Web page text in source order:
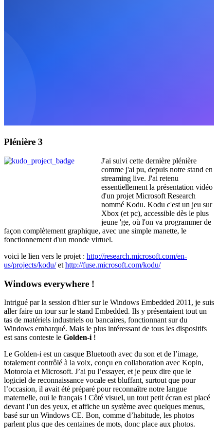
Plénière 3
J'ai suivi cette dernière plénière
comme j'ai pu, depuis notre stand en
streaming live. J'ai retenu
essentiellement la présentation vidéo
d'un projet Microsoft Research
nommé Kodu. Kodu c'est un jeu sur
Xbox (et pc), accessible dès le plus
jeune 'ge, où l'on va programmer de
façon complètement graphique, avec une simple manette, le
fonctionnement d'un monde virtuel.
voici le lien vers le projet : http://research.microsoft.com/en-
us/projects/kodu/et http://fuse.microsoft.com/kodu/
Windows everywhere !
Intrigué par la session d'hier sur le Windows Embedded 2011, je suis
aller faire un tour sur le stand Embedded. Ils y présentaient tout un
tas de matériels industriels ou bancaires, fonctionnant sur du
Windows embarqué. Mais le plus intéressant de tous les dispositifs
est sans conteste le Golden-i !
Le Golden-i est un casque Bluetooth avec du son et de l’image,
totalement contrôlé à la voix, conçu en collaboration avec Kopin,
Motorola et Microsoft. J’ai pu l’essayer, et je peux dire que le
logiciel de reconnaissance vocale est bluffant, surtout que pour
l’occasion, il avait été préparé pour reconnaître notre langue
maternelle, oui le français ! Côté visuel, un tout petit écran est placé
devant l’un des yeux, et affiche un système avec quelques menus,
basé sur un Windows CE. Bon, comme d’habitude, les photos
parlent plus que des centaines de mots, donc place aux photos.